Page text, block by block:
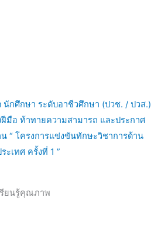
กศึกษา ระดับอาชีวศึกษา (ปวช. / ปวส.)
มือ ท้าทายความสามารถ และประกาศ
“ โครงการแข่งขันทักษะวิชาการด้าน
เทศ ครั้งที่ 1 ”
รียนรู้คุณภาพ